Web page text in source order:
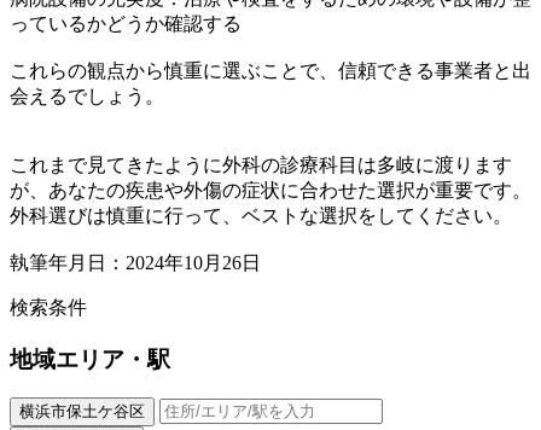
っているかどうか確認する
これらの観点から慎重に選ぶことで、信頼できる事業者と出
会えるでしょう。
これまで見てきたように外科の診療科目は多岐に渡ります
が、あなたの疾患や外傷の症状に合わせた選択が重要です。
外科選びは慎重に行って、ベストな選択をしてください。
執筆年月日：2024年10月26日
検索条件
地域エリア・駅
横浜市保土ケ谷区